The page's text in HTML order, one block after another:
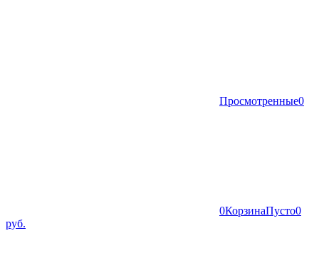
Просмотренные0
0КорзинаПусто0
руб.